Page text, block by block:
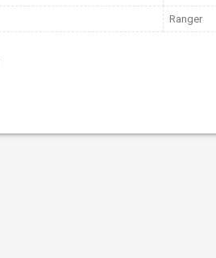
Ranger